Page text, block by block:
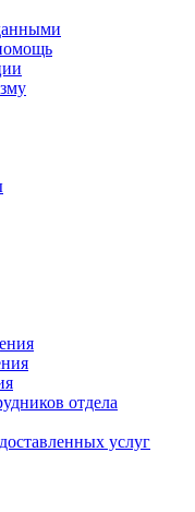
отдела
услуг